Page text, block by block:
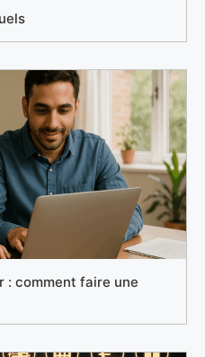
: comment faire une